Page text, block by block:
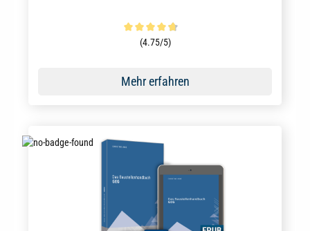
Durchschnittliche Bewertung von 4.6 von 5 Sternen
(4.75/5)
Mehr erfahren